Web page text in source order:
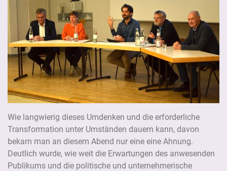
Wie langwierig dieses Umdenken und die erforderliche
Transformation unter Umständen dauern kann, davon
bekam man an diesem Abend nur eine eine Ahnung.
Deutlich wurde, wie weit die Erwartungen des anwesenden
Publikums und die politische und unternehmerische